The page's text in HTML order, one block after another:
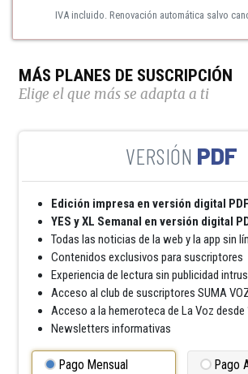
IVA incluido. Renovación automática salvo
MÁS PLANES DE SUSCRIPCIÓN
Elige el que más se adapta a ti
PDF
Edición impresa en versión digital PDF
YES y XL Semanal en versión digital
Todas las noticias de la web y la app sin
Contenidos exclusivos para suscriptores
Experiencia de lectura sin publicidad
Acceso al club de suscriptores SUMA
Acceso a la hemeroteca de La Voz desde
Newsletters informativas
Pago Mensual Pago